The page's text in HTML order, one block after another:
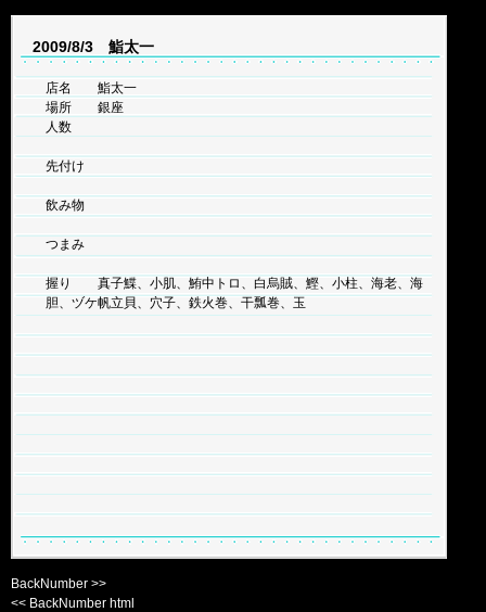
2009/8/3 鮨太一
店名 鮨太一
場所 銀座
人数
先付け
飲み物
つまみ
握り 真子鰈、小肌、鮪中トロ、白烏賊、鰹、小柱、海老、海
胆、ヅケ帆立貝、穴子、鉄火巻、干瓢巻、玉
BackNumber >>
<< BackNumber html